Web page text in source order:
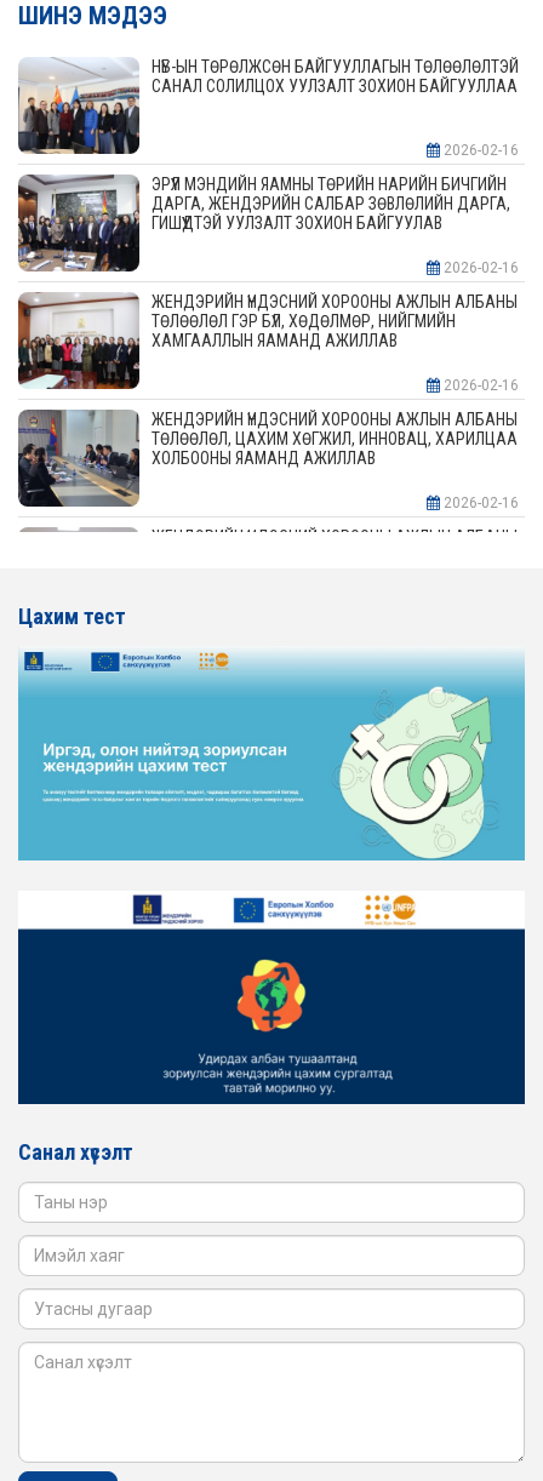
ШИНЭ МЭДЭЭ
НҮБ-ЫН ТӨРӨЛЖСӨН БАЙГУУЛЛАГЫН ТӨЛӨӨЛӨЛТЭЙ
САНАЛ СОЛИЛЦОХ УУЛЗАЛТ ЗОХИОН БАЙГУУЛЛАА
2026-02-16
ЭРҮҮЛ МЭНДИЙН ЯАМНЫ ТӨРИЙН НАРИЙН БИЧГИЙН
ДАРГА, ЖЕНДЭРИЙН САЛБАР ЗӨВЛӨЛИЙН ДАРГА,
ГИШҮҮДТЭЙ УУЛЗАЛТ ЗОХИОН БАЙГУУЛАВ
2026-02-16
ЖЕНДЭРИЙН ҮНДЭСНИЙ ХОРООНЫ АЖЛЫН АЛБАНЫ
ТӨЛӨӨЛӨЛ ГЭР БҮЛ, ХӨДӨЛМӨР, НИЙГМИЙН
ХАМГААЛЛЫН ЯАМАНД АЖИЛЛАВ
2026-02-16
ЖЕНДЭРИЙН ҮНДЭСНИЙ ХОРООНЫ АЖЛЫН АЛБАНЫ
ТӨЛӨӨЛӨЛ, ЦАХИМ ХӨГЖИЛ, ИННОВАЦ, ХАРИЛЦАА
ХОЛБООНЫ ЯАМАНД АЖИЛЛАВ
2026-02-16
ЖЕНДЭРИЙН ҮНДЭСНИЙ ХОРООНЫ АЖЛЫН АЛБАНЫ
ЖЕНДЭРИЙН ҮНДЭСНИЙ ХОРООНЫ АЖЛЫН АЛБАНЫ
ТӨЛӨӨЛӨЛ ХОТ БАЙГУУЛАЛТ, БАРИЛГА, ОРОН
СУУЦЖУУЛАЛТЫН ЯАМАНД АЖИЛЛАВ
2026-02-16
ЖЕНДЭРИЙН ЭРХ ТЭГШ БАЙДЛЫГ ХАНГАХ ҮЙЛ
АЖИЛЛАГААГ ЭРЧИМЖҮҮЛЭХ САРЫН ХУВААРЬТАЙ
2026-02-16
ТӨЛӨӨЛӨЛ ЗАМ ТЭЭВРИЙН ЯАМАНД АЖИЛЛАВ
ЖЕНДЭРИЙН ҮНДЭСНИЙ ХОРООНЫ АЖЛЫН АЛБАНЫ
ТӨЛӨӨЛӨЛ БАТЛАН ХАМГААЛАХ ЯАМАНД
Цахим тест
Санал хүсэлт